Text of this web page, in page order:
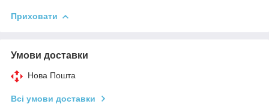
Приховати
Умови доставки
Нова Пошта
Всі умови доставки